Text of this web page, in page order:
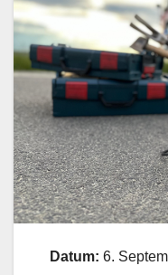
Datum: 6.